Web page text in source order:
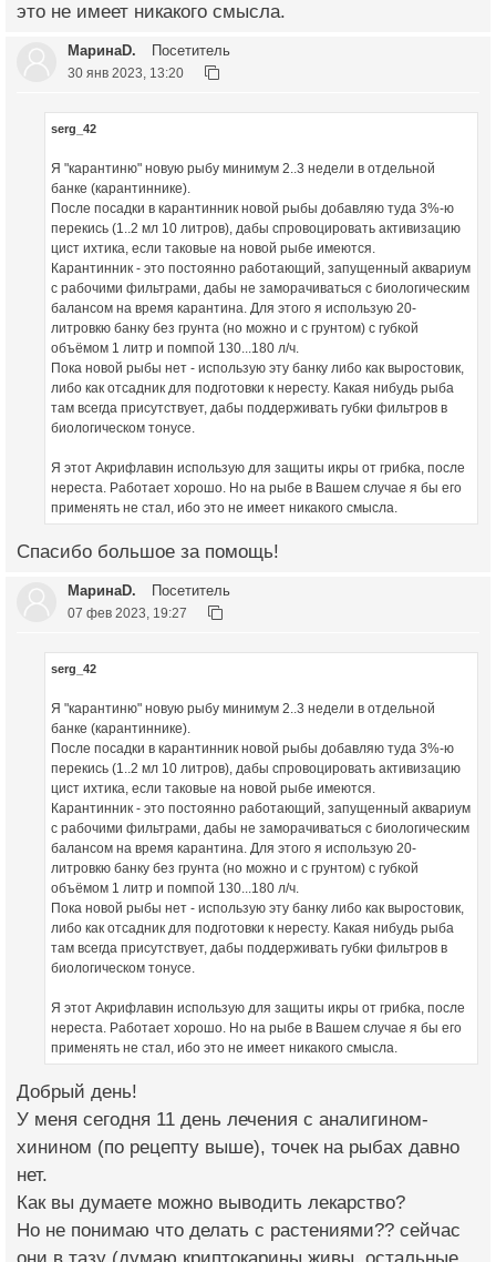
это не имеет никакого смысла.
МаринаD. Посетитель
30 янв 2023, 13:20
serg_42
Я "карантиню" новую рыбу минимум 2..3 недели в отдельной
банке (карантиннике).
После посадки в карантинник новой рыбы добавляю туда 3%-ю
перекись (1..2 мл 10 литров), дабы спровоцировать активизацию
цист ихтика, если таковые на новой рыбе имеются.
Карантинник - это постоянно работающий, запущенный аквариум
с рабочими фильтрами, дабы не заморачиваться с биологическим
балансом на время карантина. Для этого я использую 20-
литровкю банку без грунта (но можно и с грунтом) с губкой
объёмом 1 литр и помпой 130...180 л/ч.
Пока новой рыбы нет - использую эту банку либо как выростовик,
либо как отсадник для подготовки к нересту. Какая нибудь рыба
там всегда присутствует, дабы поддерживать губки фильтров в
биологическом тонусе.
Я этот Акрифлавин использую для защиты икры от грибка, после
нереста. Работает хорошо. Но на рыбе в Вашем случае я бы его
применять не стал, ибо это не имеет никакого смысла.
Спасибо большое за помощь!
МаринаD. Посетитель
07 фев 2023, 19:27
serg_42
Я "карантиню" новую рыбу минимум 2..3 недели в отдельной
банке (карантиннике).
После посадки в карантинник новой рыбы добавляю туда 3%-ю
перекись (1..2 мл 10 литров), дабы спровоцировать активизацию
цист ихтика, если таковые на новой рыбе имеются.
Карантинник - это постоянно работающий, запущенный аквариум
с рабочими фильтрами, дабы не заморачиваться с биологическим
балансом на время карантина. Для этого я использую 20-
литровкю банку без грунта (но можно и с грунтом) с губкой
объёмом 1 литр и помпой 130...180 л/ч.
Пока новой рыбы нет - использую эту банку либо как выростовик,
либо как отсадник для подготовки к нересту. Какая нибудь рыба
там всегда присутствует, дабы поддерживать губки фильтров в
биологическом тонусе.
Я этот Акрифлавин использую для защиты икры от грибка, после
нереста. Работает хорошо. Но на рыбе в Вашем случае я бы его
применять не стал, ибо это не имеет никакого смысла.
Добрый день!
У меня сегодня 11 день лечения с аналигином-
хинином (по рецепту выше), точек на рыбах давно
нет.
Как вы думаете можно выводить лекарство?
Но не понимаю что делать с растениями?? сейчас
они в тазу (думаю криптокарины живы, остальные